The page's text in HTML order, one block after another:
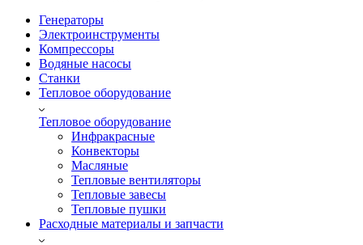
Генераторы
Электроинструменты
Компрессоры
Водяные насосы
Станки
Тепловое оборудование
Тепловое оборудование
Инфракрасные
Конвекторы
Масляные
Тепловые вентиляторы
Тепловые завесы
Тепловые пушки
Расходные материалы и запчасти